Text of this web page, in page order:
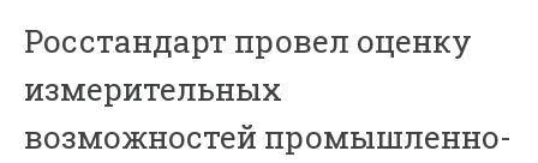
Росстандарт провел оценку
измерительных
возможностей промышленно-